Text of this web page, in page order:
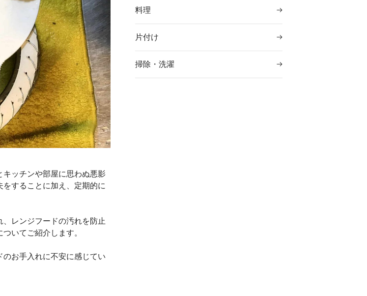
キッチンや部屋に思わぬ悪影
することに加え、定期的に
レンジフードの汚れを防止
いてご紹介します。
お手入れに不安に感じてい
料理
片付け
掃除・洗濯